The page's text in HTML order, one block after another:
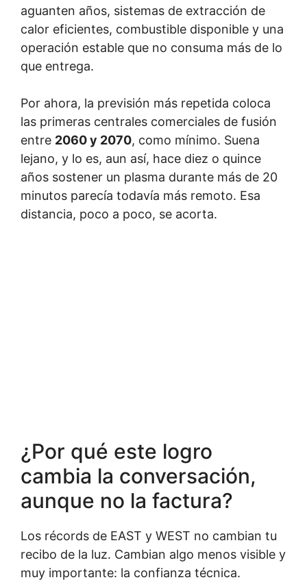
aguanten años, sistemas de extracción de
calor eficientes, combustible disponible y una
operación estable que no consuma más de lo
que entrega.
Por ahora, la previsión más repetida coloca
las primeras centrales comerciales de fusión
entre 2060 y 2070, como mínimo. Suena
lejano, y lo es, aun así, hace diez o quince
años sostener un plasma durante más de 20
minutos parecía todavía más remoto. Esa
distancia, poco a poco, se acorta.
¿Por qué este logro
cambia la conversación,
aunque no la factura?
Los récords de EAST y WEST no cambian tu
recibo de la luz. Cambian algo menos visible y
muy importante: la confianza técnica.